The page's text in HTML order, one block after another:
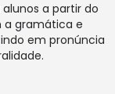
a partir do
a gramática e
em pronúncia